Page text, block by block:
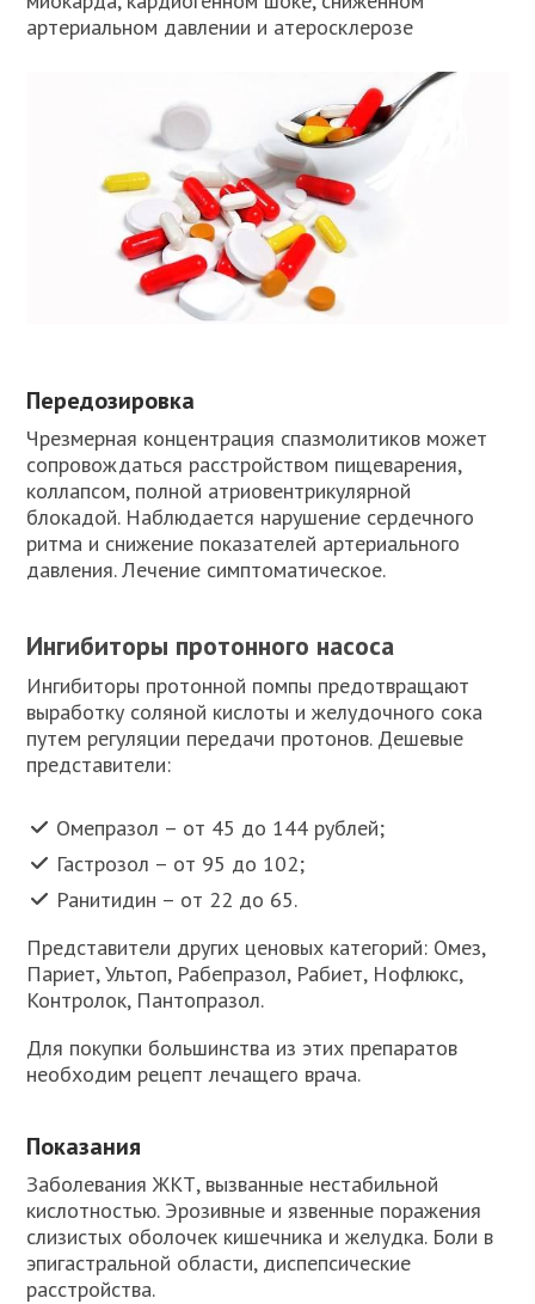
артериальном давлении и атеросклерозе
Передозировка
Чрезмерная концентрация спазмолитиков может
сопровождаться расстройством пищеварения,
коллапсом, полной атриовентрикулярной
блокадой. Наблюдается нарушение сердечного
ритма и снижение показателей артериального
давления. Лечение симптоматическое.
Ингибиторы протонного насоса
Ингибиторы протонной помпы предотвращают
выработку соляной кислоты и желудочного сока
путем регуляции передачи протонов. Дешевые
представители:
Омепразол – от 45 до 144 рублей;
Гастрозол – от 95 до 102;
Ранитидин – от 22 до 65.
Представители других ценовых категорий: Омез,
Париет, Ультоп, Рабепразол, Рабиет, Нофлюкс,
Контролок, Пантопразол.
Для покупки большинства из этих препаратов
необходим рецепт лечащего врача.
Показания
Заболевания ЖКТ, вызванные нестабильной
кислотностью. Эрозивные и язвенные поражения
слизистых оболочек кишечника и желудка. Боли в
эпигастральной области, диспепсические
расстройства.